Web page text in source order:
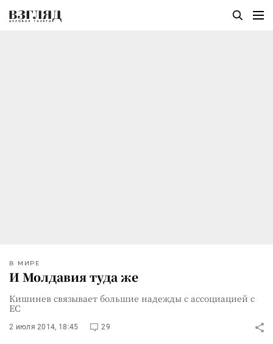
В МИРЕ
И Молдавия туда же
Кишинев связывает большие надежды с ассоциацией с
ЕС
2 июля 2014, 18:45 29